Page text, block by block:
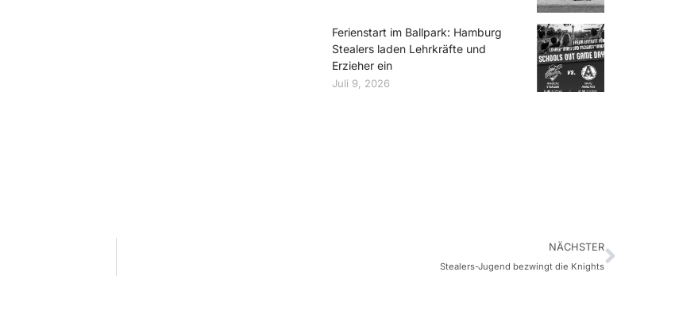
Ferienstart im Ballpark: Hamburg
Stealers laden Lehrkräfte und
Erzieher ein
Juli 9, 2026
NÄCHSTER
Stealers-Jugend bezwingt die Knights